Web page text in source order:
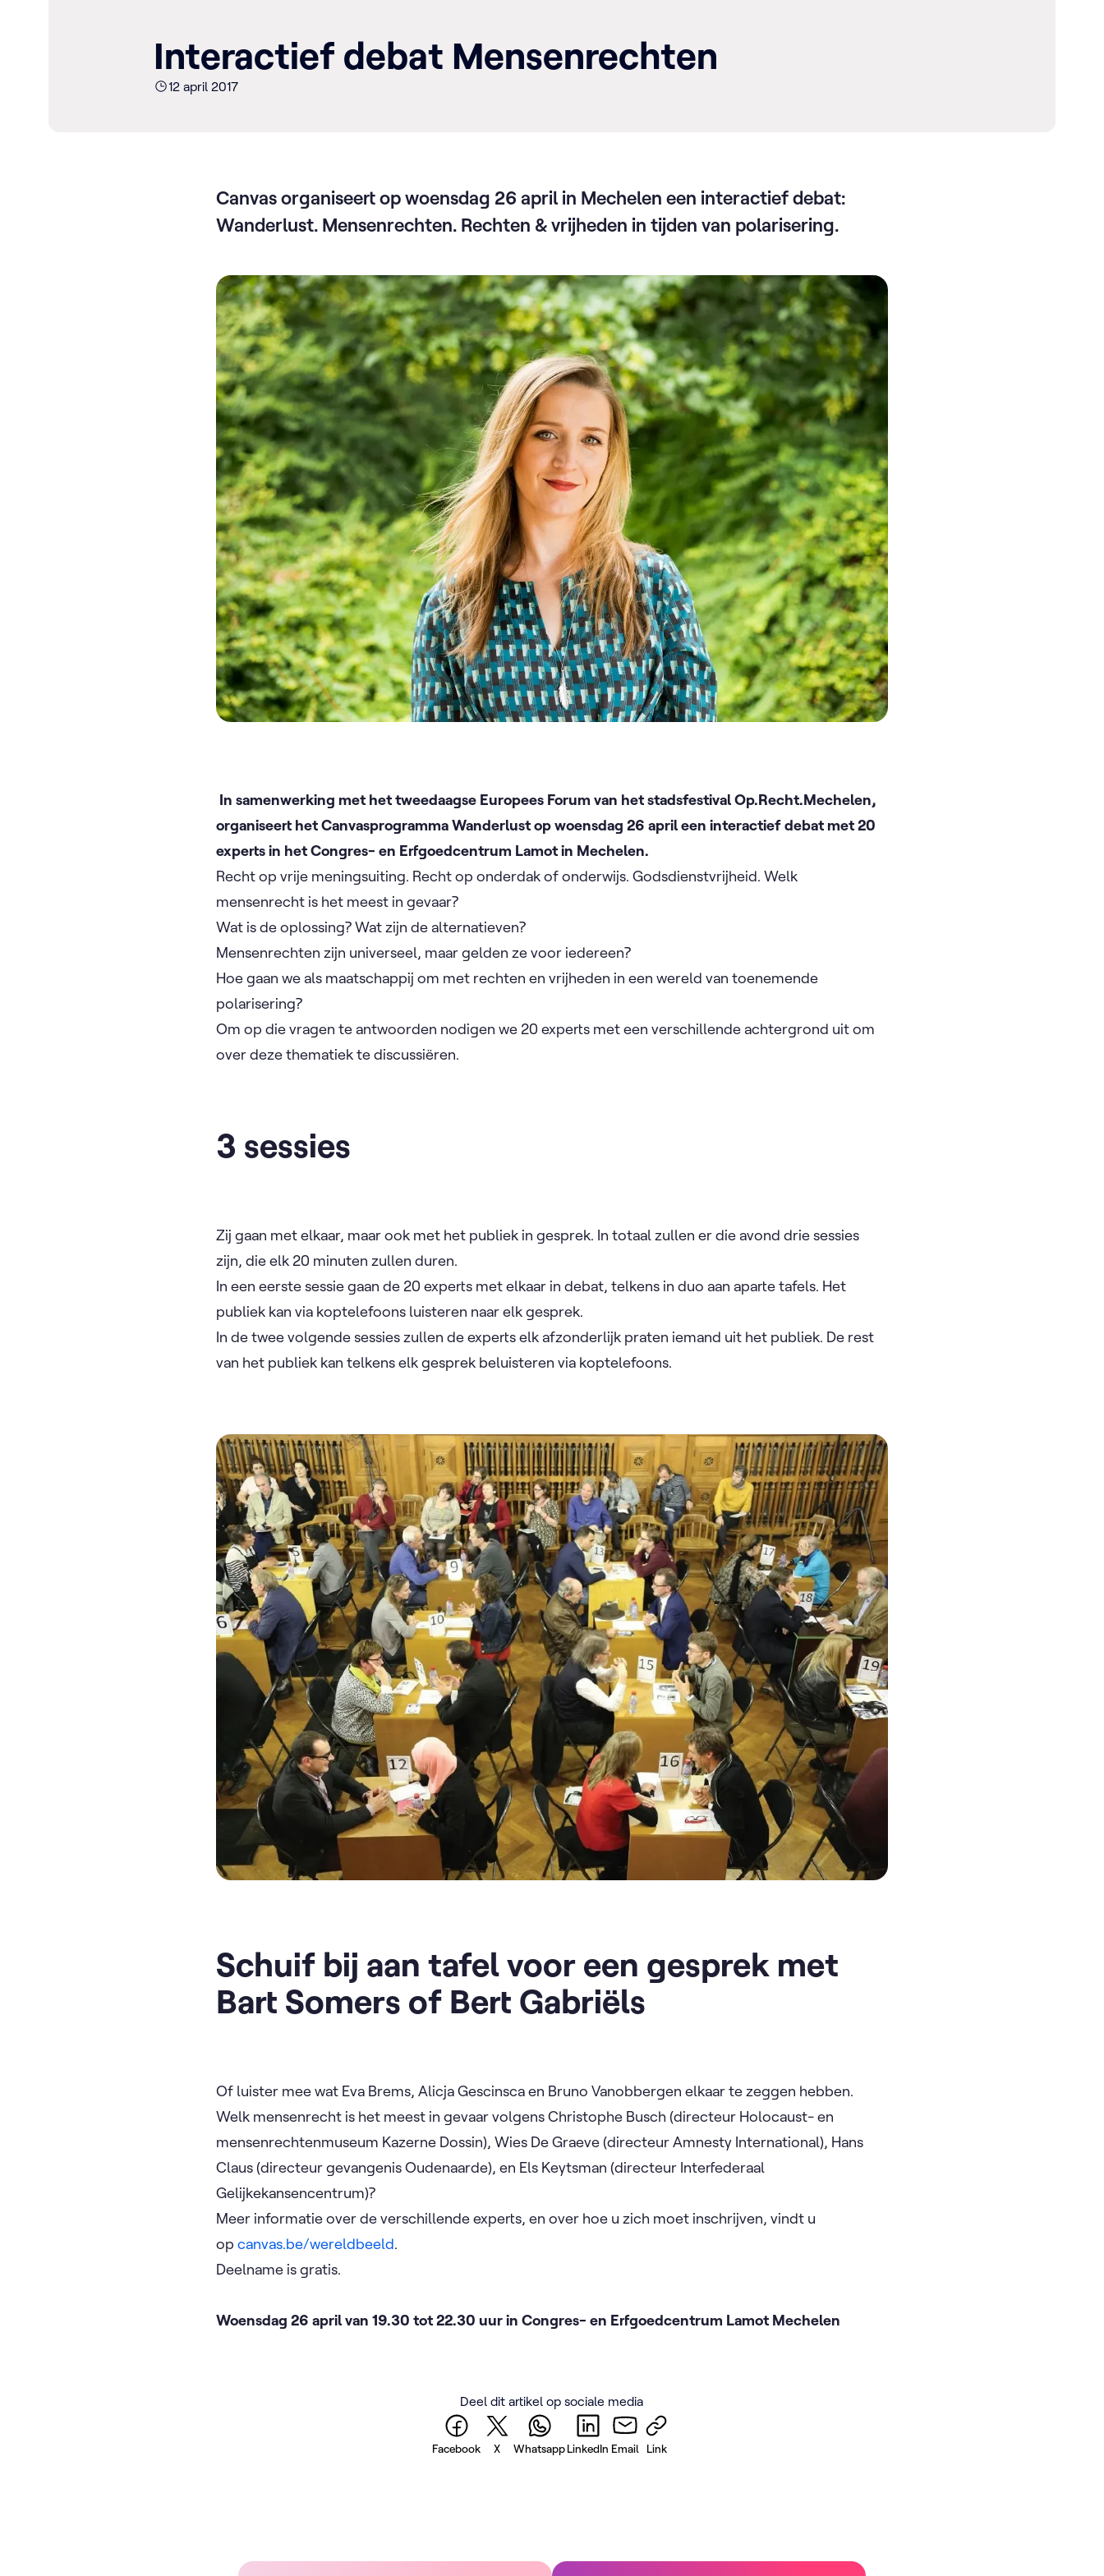
Interactief debat Mensenrechten
12 april 2017
Canvas organiseert op woensdag 26 april in Mechelen een interactief debat:
Wanderlust. Mensenrechten. Rechten & vrijheden in tijden van polarisering.
In samenwerking met het tweedaagse Europees Forum van het stadsfestival Op.Recht.Mechelen,
organiseert het Canvasprogramma Wanderlust op woensdag 26 april een interactief debat met 20
experts in het Congres- en Erfgoedcentrum Lamot in Mechelen.
Recht op vrije meningsuiting. Recht op onderdak of onderwijs. Godsdienstvrijheid. Welk
mensenrecht is het meest in gevaar?
Wat is de oplossing? Wat zijn de alternatieven?
Mensenrechten zijn universeel, maar gelden ze voor iedereen?
Hoe gaan we als maatschappij om met rechten en vrijheden in een wereld van toenemende
polarisering?
Om op die vragen te antwoorden nodigen we 20 experts met een verschillende achtergrond uit om
over deze thematiek te discussiëren.
3 sessies
Zij gaan met elkaar, maar ook met het publiek in gesprek. In totaal zullen er die avond drie sessies
zijn, die elk 20 minuten zullen duren.
In een eerste sessie gaan de 20 experts met elkaar in debat, telkens in duo aan aparte tafels. Het
publiek kan via koptelefoons luisteren naar elk gesprek.
In de twee volgende sessies zullen de experts elk afzonderlijk praten iemand uit het publiek. De rest
van het publiek kan telkens elk gesprek beluisteren via koptelefoons.
Schuif bij aan tafel voor een gesprek met
Bart Somers of Bert Gabriëls
Of luister mee wat Eva Brems, Alicja Gescinsca en Bruno Vanobbergen elkaar te zeggen hebben.
Welk mensenrecht is het meest in gevaar volgens Christophe Busch (directeur Holocaust- en
mensenrechtenmuseum Kazerne Dossin), Wies De Graeve (directeur Amnesty International), Hans
Claus (directeur gevangenis Oudenaarde), en Els Keytsman (directeur Interfederaal
Gelijkekansencentrum)?
Meer informatie over de verschillende experts, en over hoe u zich moet inschrijven, vindt u
opcanvas.be/wereldbeeld.
Deelname is gratis.
Woensdag 26 april van 19.30 tot 22.30 uur in Congres- en Erfgoedcentrum Lamot Mechelen
Deel dit artikel op sociale media
Facebook X WhatsappLinkedIn Email Link